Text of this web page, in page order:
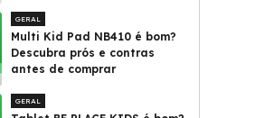
GERAL
Multi Kid Pad NB410 é bom?
Descubra prós e contras
antes de comprar
GERAL